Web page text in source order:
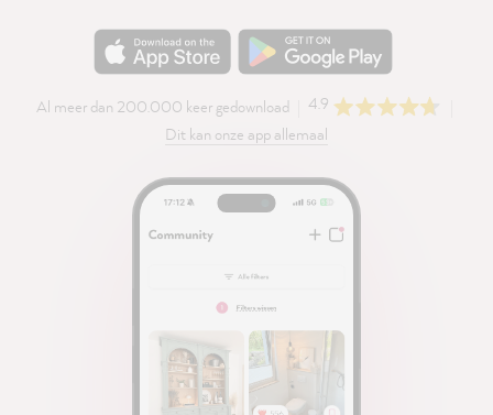
Al meer dan 200.000 keer gedownload
4.9
Dit kan onze app allemaal